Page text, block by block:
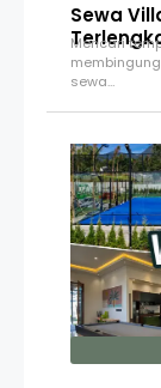
Sewa
Mencari
sewa…